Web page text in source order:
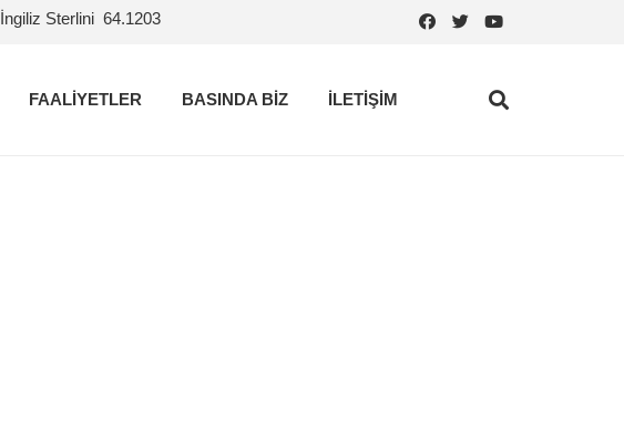
İngiliz Sterlini 64.1203
FAALİYETLER BASINDA BİZ İLETİŞİM